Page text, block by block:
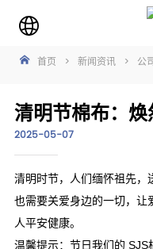
首页 > 新闻资讯 > 公
清明节棉布：焕
2025-05-07